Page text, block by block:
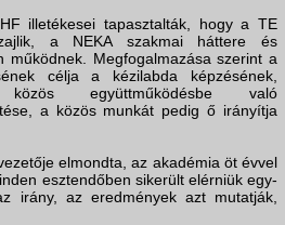
illetékesei tapasztalták, hogy a TE
a NEKA szakmai háttere és
működnek. Megfogalmazása szerint a
célja a kézilabda képzésének,
közös együttműködésbe való
a közös munkát pedig ő irányítja
elmondta, az akadémia öt évvel
esztendőben sikerült elérniük egy-
irány, az eredmények azt mutatják,